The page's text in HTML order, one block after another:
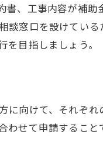
る泉佐野市の補助
助制度を徹底比較
申請サポートを受け
、工事内容が補助
談窓口を設けてい
目指しましょう。
向けて、それぞ
せて申請するこ